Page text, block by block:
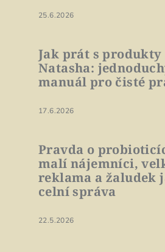
25.6.2026
Jak prát s produkty
Natasha:
manuál pro čisté
17.6.2026
Pravda o
malí nájemníci,
reklama a žaludek
celní správa
22.5.2026